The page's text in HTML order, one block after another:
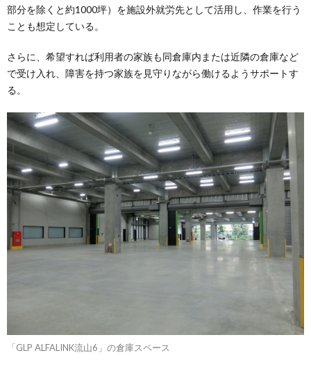
部分を除くと約1000坪）を施設外就労先として活用し、作業を行う
ことも想定している。
さらに、希望すれば利用者の家族も同倉庫内または近隣の倉庫など
で受け入れ、障害を持つ家族を見守りながら働けるようサポートす
る。
「GLP ALFALINK流山6」の倉庫スペース